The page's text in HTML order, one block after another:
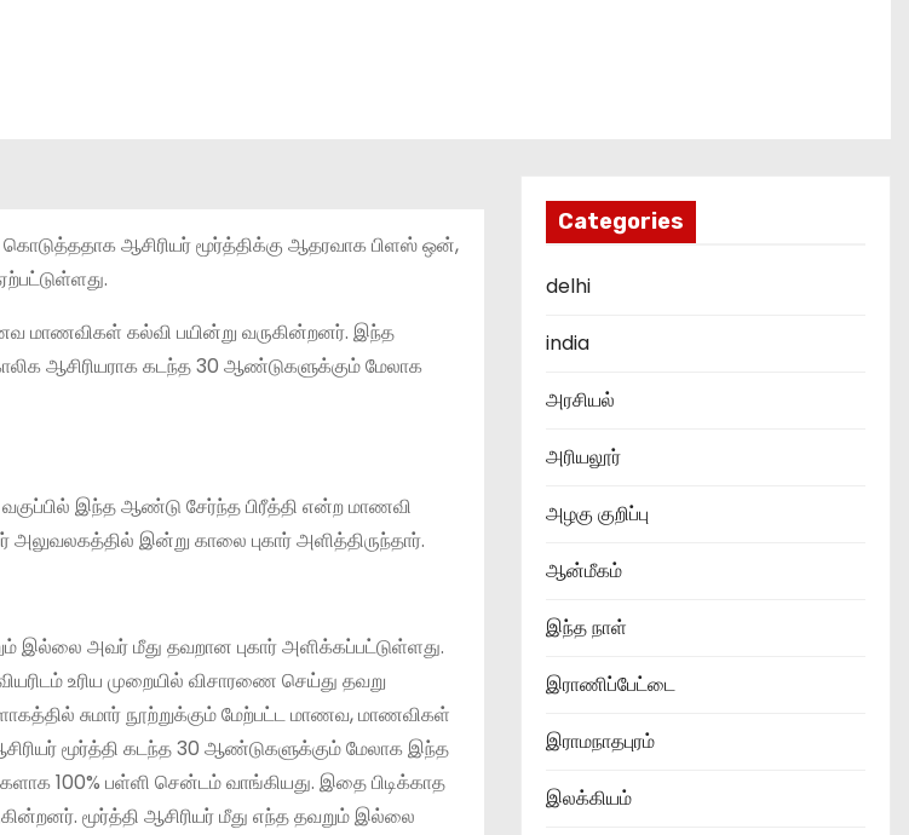
கொடுத்ததாக ஆசிரியர் மூர்த்திக்கு ஆதரவாக பிளஸ் ஒன்,
மாணவிகள் கல்வி பயின்று வருகின்றனர். இந்த
ஆசிரியராக கடந்த 30 ஆண்டுகளுக்கும் மேலாக
இந்த ஆண்டு சேர்ந்த பிரீத்தி என்ற மாணவி
இன்று காலை புகார் அளித்திருந்தார்.
இல்லை அவர் மீது தவறான புகார் அளிக்கப்பட்டுள்ளது.
உரிய முறையில் விசாரணை செய்து தவறு
சுமார் நூற்றுக்கும் மேற்பட்ட மாணவ, மாணவிகள்
மூர்த்தி கடந்த 30 ஆண்டுகளுக்கும் மேலாக இந்த
100% பள்ளி சென்டம் வாங்கியது. இதை பிடிக்காத
மூர்த்தி ஆசிரியர் மீது எந்த தவறும் இல்லை
Categories
delhi
india
அரசியல்
அரியலூர்
அழகு குறிப்பு
ஆன்மீகம்
இந்த நாள்
இராணிப்பேட்டை
இராமநாதபுரம்
இலக்கியம்